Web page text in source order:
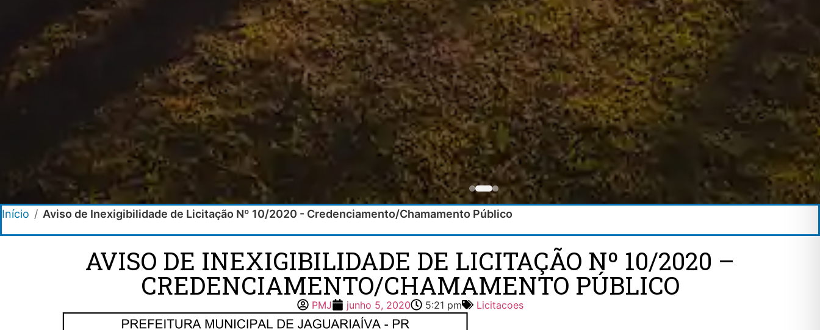
Início / Aviso de Inexigibilidade de Licitação Nº 10/2020 - Credenciamento/Chamamento Público
AVISO DE INEXIGIBILIDADE DE LICITAÇÃO Nº 10/2020 –
CREDENCIAMENTO/CHAMAMENTO PÚBLICO
PMJ junho 5, 2020 5:21 pm Licitacoes